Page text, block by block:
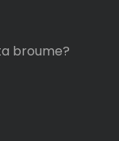
broume?